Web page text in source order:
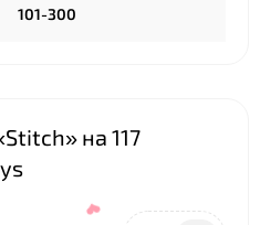
101-300
на 117